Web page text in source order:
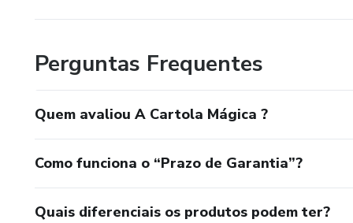
Perguntas Frequentes
Quem avaliou A Cartola Mágica ?
Como funciona o “Prazo de Garantia”?
Quais diferenciais os produtos podem ter?